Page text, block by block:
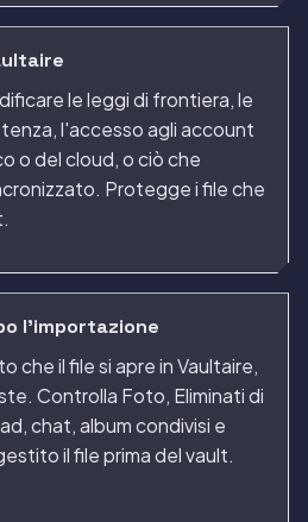
le leggi di frontiera, le
l'accesso agli account
o del cloud, o ciò che
Protegge i file che
l'importazione
che il file si apre in Vaultaire,
Controlla Foto, Eliminati di
chat, album condivisi e
il file prima del vault.